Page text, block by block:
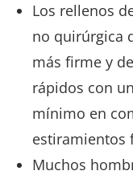
Los rellenos
no quirúrgica
más firme y
rápidos con
mínimo en
estiramientos
Muchos